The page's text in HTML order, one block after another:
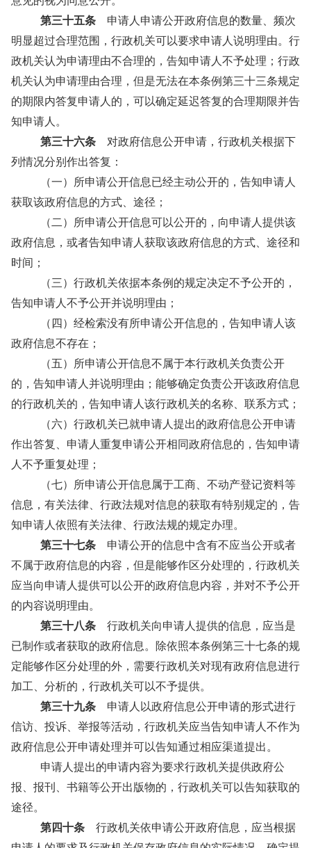
第三十五条 申请人申请公开政府信息的数量、频次
明显超过合理范围，行政机关可以要求申请人说明理由。行
政机关认为申请理由不合理的，告知申请人不予处理；行政
机关认为申请理由合理，但是无法在本条例第三十三条规定
的期限内答复申请人的，可以确定延迟答复的合理期限并告
知申请人。
第三十六条 对政府信息公开申请，行政机关根据下
列情况分别作出答复：
（一）所申请公开信息已经主动公开的，告知申请人
获取该政府信息的方式、途径；
（二）所申请公开信息可以公开的，向申请人提供该
政府信息，或者告知申请人获取该政府信息的方式、途径和
时间；
（三）行政机关依据本条例的规定决定不予公开的，
告知申请人不予公开并说明理由；
（四）经检索没有所申请公开信息的，告知申请人该
政府信息不存在；
（五）所申请公开信息不属于本行政机关负责公开
的，告知申请人并说明理由；能够确定负责公开该政府信息
的行政机关的，告知申请人该行政机关的名称、联系方式；
（六）行政机关已就申请人提出的政府信息公开申请
作出答复、申请人重复申请公开相同政府信息的，告知申请
人不予重复处理；
（七）所申请公开信息属于工商、不动产登记资料等
信息，有关法律、行政法规对信息的获取有特别规定的，告
知申请人依照有关法律、行政法规的规定办理。
第三十七条 申请公开的信息中含有不应当公开或者
不属于政府信息的内容，但是能够作区分处理的，行政机关
应当向申请人提供可以公开的政府信息内容，并对不予公开
的内容说明理由。
第三十八条 行政机关向申请人提供的信息，应当是
已制作或者获取的政府信息。除依照本条例第三十七条的规
定能够作区分处理的外，需要行政机关对现有政府信息进行
加工、分析的，行政机关可以不予提供。
第三十九条 申请人以政府信息公开申请的形式进行
信访、投诉、举报等活动，行政机关应当告知申请人不作为
政府信息公开申请处理并可以告知通过相应渠道提出。
申请人提出的申请内容为要求行政机关提供政府公
报、报刊、书籍等公开出版物的，行政机关可以告知获取的
途径。
第四十条 行政机关依申请公开政府信息，应当根据